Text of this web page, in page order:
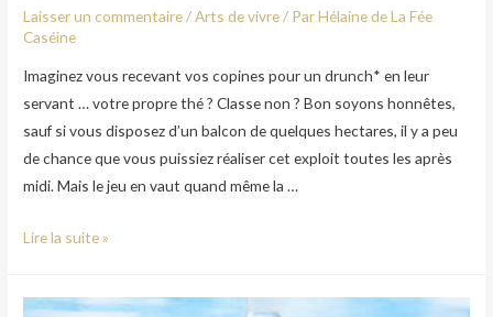
Laisser un commentaire/Arts de vivre/ ParHélaine de La Fée
Caséine
Imaginez vous recevant vos copines pour un drunch* en leur
servant … votre propre thé ? Classe non ? Bon soyons honnêtes,
sauf si vous disposez d’un balcon de quelques hectares, il y a peu
de chance que vous puissiez réaliser cet exploit toutes les après
midi. Mais le jeu en vaut quand même la …
Lire la suite »